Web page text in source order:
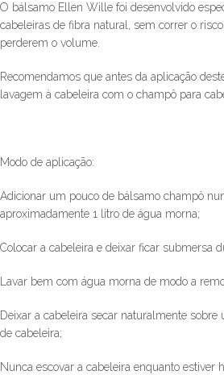
O bálsamo Ellen Wille foi desenvolvido
cabeleiras de fibra natural, sem correr o
perderem o volume.
Recomendamos que antes da aplicação
lavagem à cabeleira com o champô para
Modo de aplicação:
Adicionar um pouco de bálsamo champô
aproximadamente 1 litro de água morna;
Colocar a cabeleira e deixar ficar submersa
Lavar bem com água morna de modo a
Deixar a cabeleira secar naturalmente
de cabeleira;
Nunca escovar a cabeleira enquanto estiver